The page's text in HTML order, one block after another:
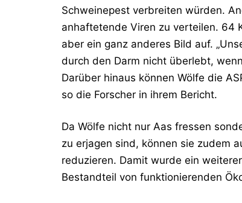
Schweinepest verbreiten würden.
anhaftetende Viren zu verteilen. 64
aber ein ganz anderes Bild auf. „
durch den Darm nicht überlebt,
Darüber hinaus können Wölfe die
so die Forscher in ihrem Bericht.
Da Wölfe nicht nur Aas fressen
zu erjagen sind, können sie zudem
reduzieren. Damit wurde ein
Bestandteil von funktionierenden